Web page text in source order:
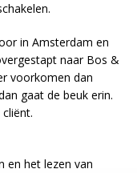
in Amsterdam en
naar Bos &
voorkomen dan
gaat de beuk erin.
en het lezen van